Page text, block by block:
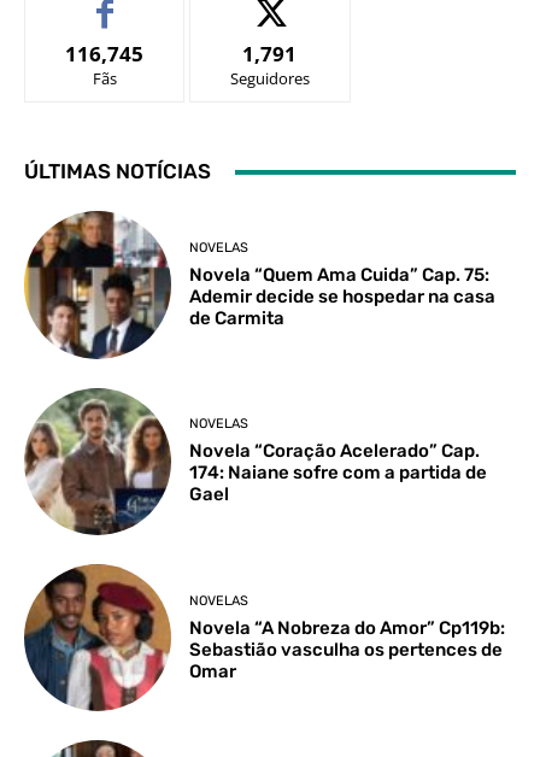
116,745
Fãs
1,791
Seguidores
ÚLTIMAS NOTÍCIAS
NOVELAS
Novela “Quem Ama Cuida” Cap. 75:
Ademir decide se hospedar na casa
de Carmita
NOVELAS
Novela “Coração Acelerado” Cap.
174: Naiane sofre com a partida de
Gael
NOVELAS
Novela “A Nobreza do Amor” Cp119b:
Sebastião vasculha os pertences de
Omar